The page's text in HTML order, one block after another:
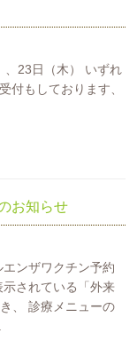
、23日（木） いずれ
付もしております、
お知らせ
ンザワクチン予約
されている「外来
、 診療メニューの